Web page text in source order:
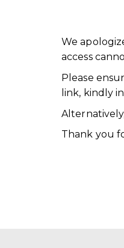
We
access
Please
link, kindly
Thank you